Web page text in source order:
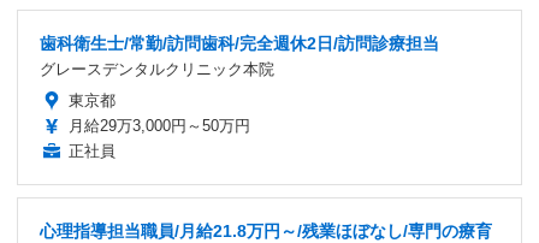
歯科衛生士/常勤/訪問歯科/完全週休2日/訪問診療担当
グレースデンタルクリニック本院
東京都
月給29万3,000円～50万円
正社員
心理指導担当職員/月給21.8万円～/残業ほぼなし/専門の療育